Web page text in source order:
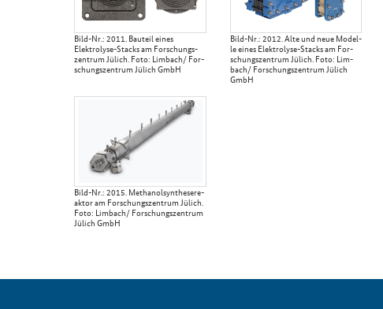
Bild-​Nr.: 2011. Bau­teil eines
Elektrolyse-​Stacks am For­schungs­
zen­trum Jü­lich. Foto: Lim­bach/ For­
schungs­zen­trum Jü­lich GmbH
Bild-​Nr.: 2012. Alte und neue Mo­del­
le eines Elektrolyse-​Stacks am For­
schungs­zen­trum Jü­lich. Foto: Lim­
bach/ For­schungs­zen­trum Jü­lich
GmbH
Bild-​Nr.: 2015. Me­tha­nol­syn­the­se­re­
ak­tor am For­schungs­zen­trum Jü­lich.
Foto: Lim­bach/ For­schungs­zen­trum
Jü­lich GmbH